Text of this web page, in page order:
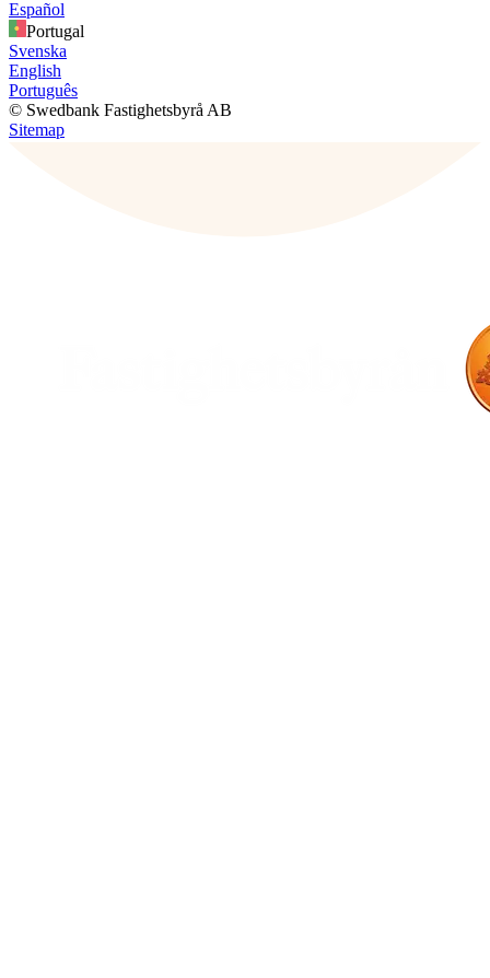
Español
Portugal
Svenska
English
Português
© Swedbank Fastighetsbyrå AB
Sitemap